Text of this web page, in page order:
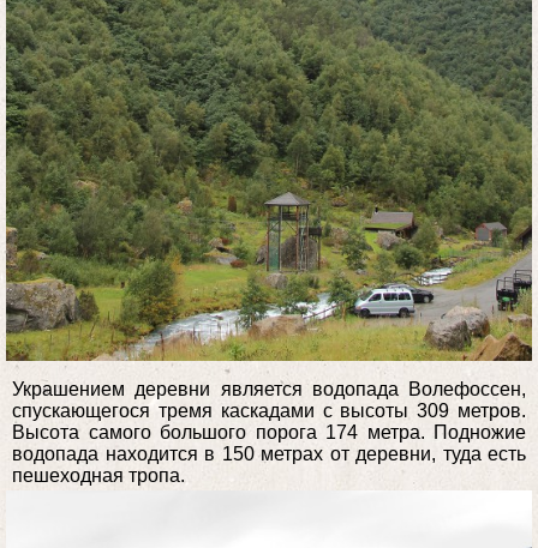
Украшением деревни является водопада Волефоссен,
спускающегося тремя каскадами с высоты 309 метров.
Высота самого большого порога 174 метра. Подножие
водопада находится в 150 метрах от деревни, туда есть
пешеходная тропа.